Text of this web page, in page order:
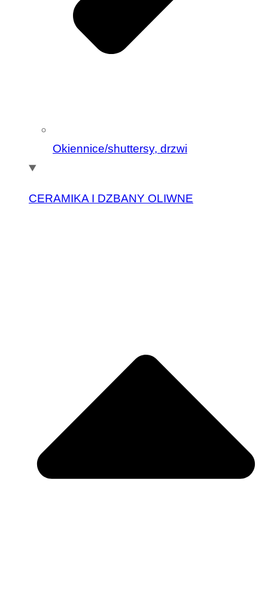
Okiennice/shuttersy, drzwi
CERAMIKA I DZBANY OLIWNE